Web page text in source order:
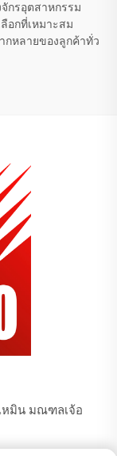
กรอุตสาหกรรม
อกที่เหมาะสม
กหลายของลูกค้าทั่ว
หมิน มณฑลเจ้อ